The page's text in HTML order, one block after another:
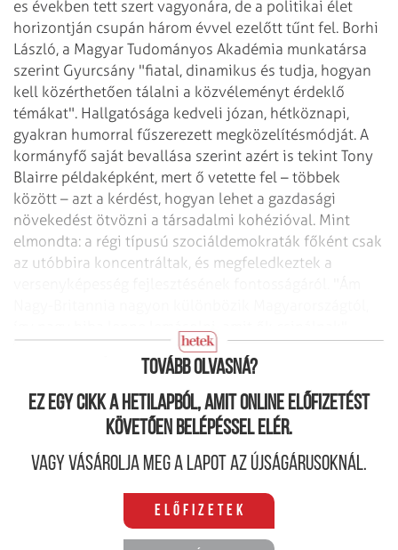
es években tett szert vagyonára, de a politikai élet
horizontján csupán három évvel ezelőtt tűnt fel. Borhi
László, a Magyar Tudományos Akadémia munkatársa
szerint Gyurcsány "fiatal, dinamikus és tudja, hogyan
kell közérthetően tálalni a közvéleményt érdeklő
témákat". Hallgatósága kedveli józan, hétköznapi,
gyakran humorral fűszerezett megközelítésmódját. A
kormányfő saját bevallása szerint azért is tekint Tony
Blairre példaképként, mert ő vetette fel – többek
között – azt a kérdést, hogyan lehet a gazdasági
növekedést ötvözni a társadalmi kohézióval. Mint
elmondta: a régi típusú szociáldemokraták főként csak
az utóbbira koncentráltak, és megfeledkeztek a
Tovább olvasná?
Ez egy cikk a hetilapból, amit online előfizetést
követően belépéssel elér.
Vagy vásárolja meg a lapot az újságárusoknál.
Előfizetek